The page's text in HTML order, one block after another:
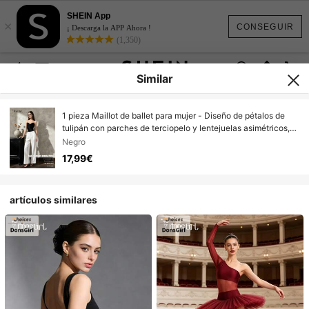
CONSEGUIR
×
SHEIN App
¡ Descarga la APP Ahora !
(1,350)
Similar
1 pieza Maillot de ballet para mujer - Diseño de pétalos de
tulipán con parches de terciopelo y lentejuelas asimétricos,
Disfraz de actuación de danza, Deporte de primavera
Negro
17,99€
artículos similares